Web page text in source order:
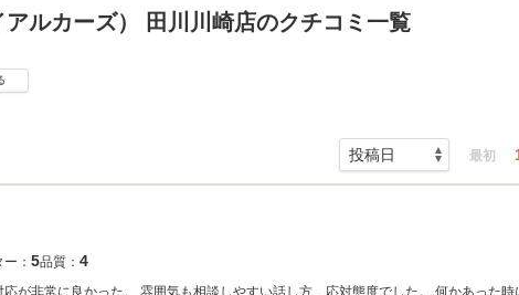
ルカーズ） 田川川崎店のクチコミ一覧
最初
： 5品質： 4
が非常に良かった。 雰囲気も相談しやすい話し方、応対態度でした。 何かあった時